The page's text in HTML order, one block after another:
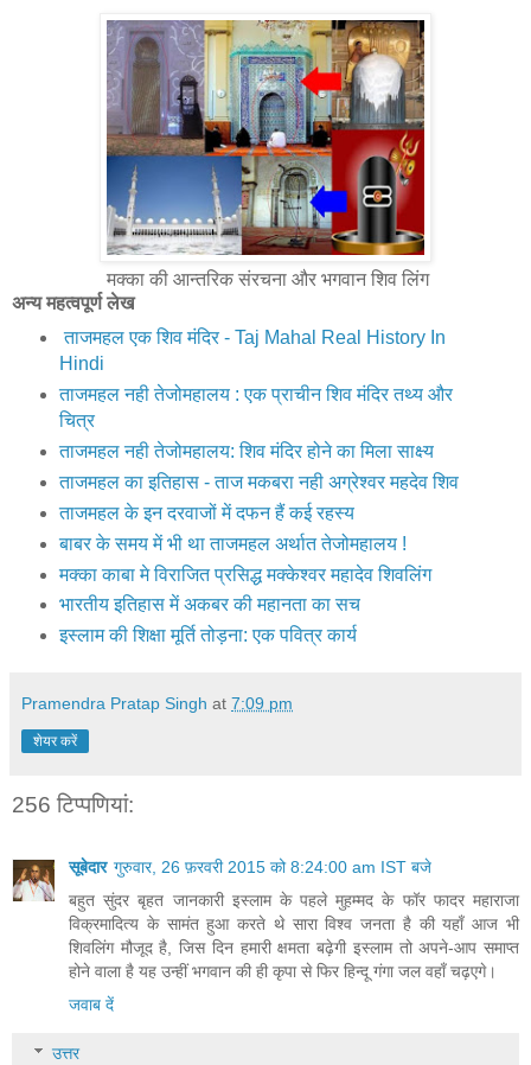
मक्का की आन्तरिक संरचना और भगवान शिव लिंग
अन्य महत्वपूर्ण लेख
ताजमहल एक शिव मंदिर - Taj Mahal Real History In
Hindi
ताजमहल नही तेजोमहालय : एक प्राचीन शिव मंदिर तथ्य और
चित्र
ताजमहल नही तेजोमहालय: शिव मंदिर होने का मिला साक्ष्य
ताजमहल का इतिहास - ताज मकबरा नही अग्रेश्वर महदेव शिव
ताजमहल के इन दरवाजों में दफन हैं कई रहस्य
बाबर के समय में भी था ताजमहल अर्थात तेजोमहालय !
मक्‍का काबा मे विराजित प्रसिद्ध मक्‍केश्‍वर महादेव शिवलिंग
भारतीय इतिहास में अकबर की महानता का सच
इस्लाम की शिक्षा मूर्ति तोड़ना: एक पवित्र कार्य
Pramendra Pratap Singh at 7:09 pm
शेयर करें
256 टिप्‍पणियां:
सूबेदार गुरुवार, 26 फ़रवरी 2015 को 8:24:00 am IST बजे
बहुत सुंदर बृहत जानकारी इस्लाम के पहले मुहम्मद के फॉर फादर महाराजा
विक्रमादित्य के सामंत हुआ करते थे सारा विश्व जनता है की यहाँ आज भी
शिवलिंग मौजूद है, जिस दिन हमारी क्षमता बढ़ेगी इस्लाम तो अपने-आप समाप्त
होने वाला है यह उन्हीं भगवान की ही कृपा से फिर हिन्दू गंगा जल वहाँ चढ़एगे।
जवाब दें
उत्तर